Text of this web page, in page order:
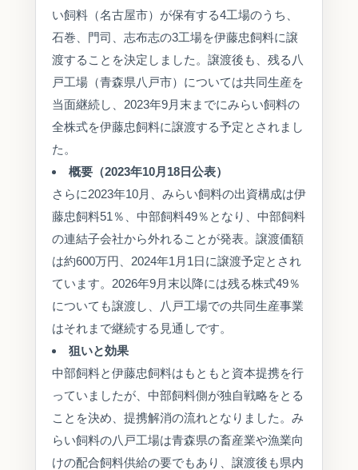
い飼料（名古屋市）が保有する4工場のうち、
石巻、門司、志布志の3工場を伊藤忠飼料に譲
渡することを決定しました。譲渡後も、残る八
戸工場（青森県八戸市）については共同生産を
当面継続し、2023年9月末までにみらい飼料の
全株式を伊藤忠飼料に譲渡する予定とされまし
た。
概要（2023年10月18日公表）
さらに2023年10月、みらい飼料の出資構成は伊
藤忠飼料51％、中部飼料49％となり、中部飼料
の連結子会社から外れることが発表。譲渡価額
は約600万円、2024年1月1日に譲渡予定とされ
ています。2026年9月末以降には残る株式49％
についても譲渡し、八戸工場での共同生産事業
はそれまで継続する見通しです。
狙いと効果
中部飼料と伊藤忠飼料はもともと資本提携を行
っていましたが、中部飼料側が独自戦略をとる
ことを決め、提携解消の流れとなりました。み
らい飼料の八戸工場は青森県の畜産業や漁業向
けの配合飼料供給の要でもあり、譲渡後も県内